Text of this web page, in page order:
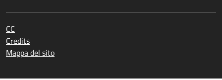
CC
Credits
Mappa del sito